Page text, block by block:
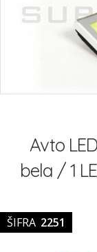
galerije
začetek
galerije
Avto
bela / 1
ŠIFRA 2251